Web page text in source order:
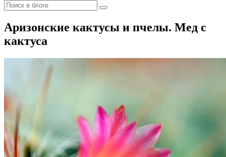
Аризонские кактусы и пчелы. Мед с
кактуса